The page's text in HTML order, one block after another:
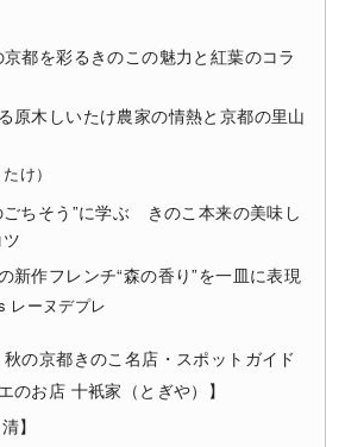
都を彩るきのこの魅力と紅葉のコラ
原木しいたけ農家の情熱と京都の里山
け）
ごちそう”に学ぶ きのこ本来の美味し
新作フレンチ“森の香り”を一皿に表現
レーヌデプレ
の京都きのこ名店・スポットガイド
のお店 十衹家（とぎや）】
】